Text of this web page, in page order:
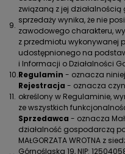
9.
związaną z jej
sprzedaży wynika, że nie
zawodowego charakteru,
z przedmiotu wykonywanej
udostępnionego na
i Informacji o Działalności
10.Regulamin - oznacza
11.
Rejestracja - oznacza
określony w Regulaminie,
ze wszystkich
Sprzedawca - oznacza
działalność gospodarczą pod
MAŁGORZATA WROTNA z
Górnośląska 19, NIP: